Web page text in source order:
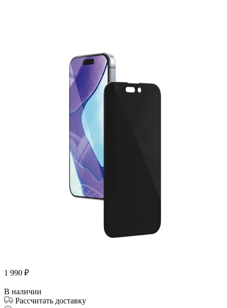
1 990 ₽
В наличии
Рассчитать доставку